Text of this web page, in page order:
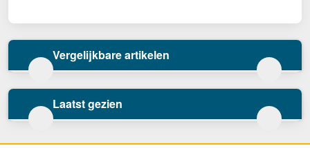
Vergelijkbare artikelen
Laatst gezien